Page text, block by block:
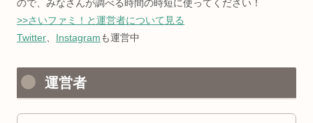
ので、みなさんが調べる時間の時短に使ってください！
>>さいファミ！と運営者について見る
Twitter
Instagramも運営中
運営者